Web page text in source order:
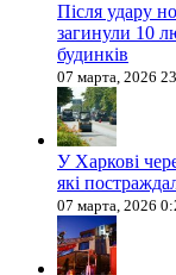
Після удару
загинули 10
будинків
07 марта, 2026
У Харкові
які
07 марта, 2026